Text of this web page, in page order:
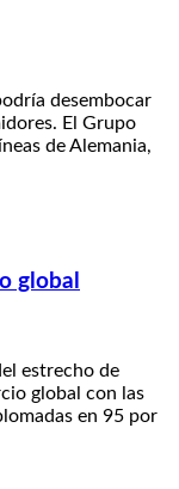
desembocar
El Grupo
de Alemania,
global
estrecho de
global con las
en 95 por